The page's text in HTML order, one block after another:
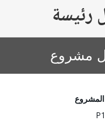
رئيسة
مشروع